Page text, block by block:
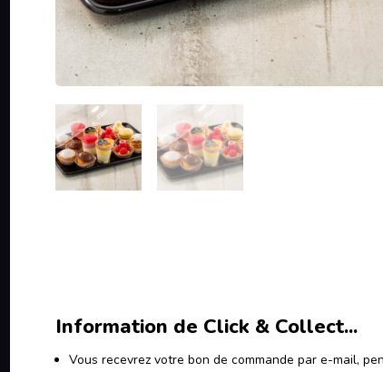
Information de Click & Collect...
Vous recevrez votre bon de commande par e-mail,